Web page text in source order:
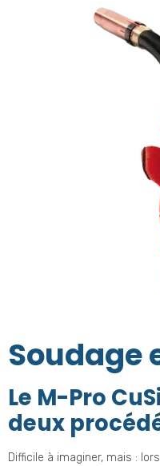
Soudage
Le M-Pro
deux
Difficile à imaginer, mais :